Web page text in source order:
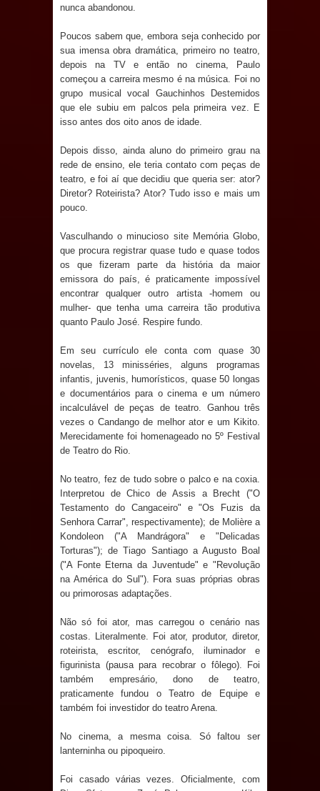
Convenção em Brasília
Dois Gigantes da Poesia Paraibana
inspiram a IV FEIRA LITERÁRIA DO
BREJO em Guarabira
Vereador Davyd Matias reúne cerca
de 200 lideranças em apoio à pré-
candidatura de Denise Ribeiro à
Mari marca presença no maior
evento de saúde pública do planeta
com foco na qualificação dos
MULUNGU: Servidora revela
Perseguição na Gestão de Daniella
Ribeiro e prática repudiável revolta
população
Caldas Brandão: IPMCB responde
questionamentos da vereadora
Rosângela e afirma que
parcelamentos são referentes a
nunca abandonou.
Poucos sabem que, embora seja conhecido por
sua imensa obra dramática, primeiro no teatro,
depois na TV e então no cinema, Paulo
começou a carreira mesmo é na música. Foi no
grupo musical vocal Gauchinhos Destemidos
que ele subiu em palcos pela primeira vez. E
isso antes dos oito anos de idade.
Depois disso, ainda aluno do primeiro grau na
rede de ensino, ele teria contato com peças de
teatro, e foi aí que decidiu que queria ser: ator?
Diretor? Roteirista? Ator? Tudo isso e mais um
pouco.
Vasculhando o minucioso site Memória Globo,
que procura registrar quase tudo e quase todos
os que fizeram parte da história da maior
emissora do país, é praticamente impossível
encontrar qualquer outro artista -homem ou
mulher- que tenha uma carreira tão produtiva
quanto Paulo José. Respire fundo.
Em seu currículo ele conta com quase 30
novelas, 13 minisséries, alguns programas
infantis, juvenis, humorísticos, quase 50 longas
e documentários para o cinema e um número
incalculável de peças de teatro. Ganhou três
vezes o Candango de melhor ator e um Kikito.
Merecidamente foi homenageado no 5º Festival
de Teatro do Rio.
No teatro, fez de tudo sobre o palco e na coxia.
Interpretou de Chico de Assis a Brecht ("O
Testamento do Cangaceiro" e "Os Fuzis da
Senhora Carrar", respectivamente); de Molière a
Kondoleon ("A Mandrágora" e "Delicadas
Torturas"); de Tiago Santiago a Augusto Boal
("A Fonte Eterna da Juventude" e "Revolução
na América do Sul"). Fora suas próprias obras
ou primorosas adaptações.
Não só foi ator, mas carregou o cenário nas
costas. Literalmente. Foi ator, produtor, diretor,
roteirista, escritor, cenógrafo, iluminador e
figurinista (pausa para recobrar o fôlego). Foi
também empresário, dono de teatro,
praticamente fundou o Teatro de Equipe e
também foi investidor do teatro Arena.
No cinema, a mesma coisa. Só faltou ser
lanterninha ou pipoqueiro.
Foi casado várias vezes. Oficialmente, com